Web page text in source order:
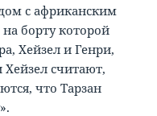
с африканским
борту которой
Хейзел и Генри,
считают,
что Тарзан